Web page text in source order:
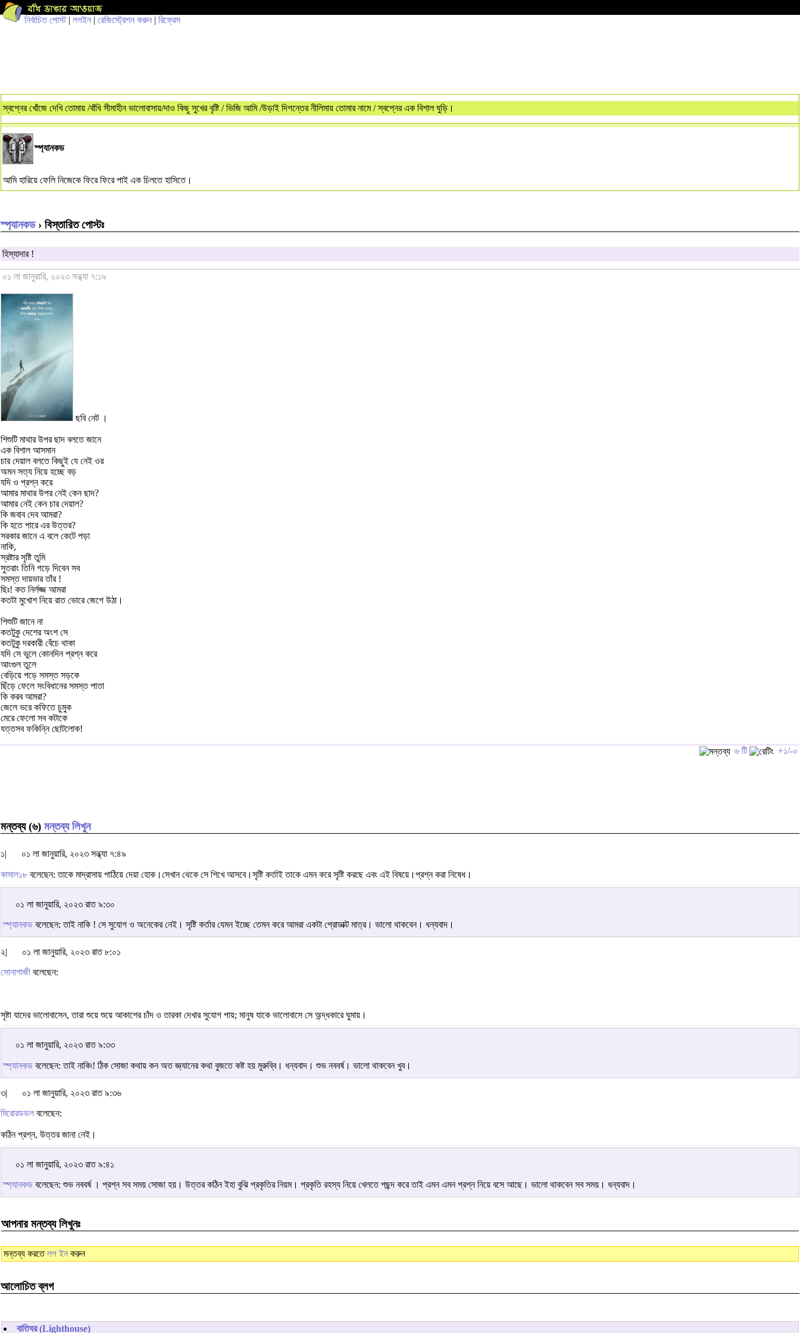
নির্বাচিত পোস্ট| লগইন | রেজিস্ট্রেশন করুন | রিফ্রেস
স্বপ্নের খোঁজে দেখি তোমায় /বাঁধি সীমাহীন ভালোবাসায়/দাও কিছু সুখের বৃষ্টি / ভিজি আমি /উড়াই দিগন্তের নীলিমায় তোমার নামে / স্বপ্নের এক বিশাল ঘুড়ি।
স্প্যানকড
আমি হারিয়ে ফেলি নিজেকে ফিরে ফিরে পাই এক চিলতে হাসিতে।
স্প্যানকড› বিস্তারিত পোস্টঃ
হিস্যাদার !
০১ লা জানুয়ারি, ২০২৩ সন্ধ্যা ৭:১৯
ছবি নেট ।
শিশুটি মাথার উপর ছাদ বলতে জানে
এক বিশাল আসমান
চার দেয়াল বলতে কিছুই যে নেই ওর
অমন সত্য নিয়ে হচ্ছে বড়
যদি ও প্রশ্ন করে
আমার মাথার উপর নেই কেন ছাদ?
আমার নেই কেন চার দেয়াল?
কি জবাব দেব আমরা?
কি হতে পারে এর উত্তর?
সরকার জানে এ বলে কেটে পড়া
নাকি,
স্রষ্টার সৃষ্টি তুমি
সুতরাং তিনি গড়ে দিবেন সব
সমস্ত দায়ভার তাঁর !
ছিঃ! কত নির্লজ্জ আমরা
কতটা মুখোশ নিয়ে রাত ভোরে জেগে উঠা।
শিশুটি জানে না
কতটুকু দেশের অংশ সে
কতটুকু দরকারী বেঁচে থাকা
যদি সে ভুলে কোনদিন প্রশ্ন করে
আংগুল তুলে
বেড়িয়ে পড়ে সমস্ত সড়কে
ছিঁড়ে ফেলে সংবিধানের সমস্ত পাতা
কি করব আমরা?
জেলে ভরে কফিতে চুমুক
মেরে ফেলো সব কটাকে
যত্তসব ফকিন্নি ছোটলোক!
৬ টি +১/-০
মন্তব্য (৬) মন্তব্য লিখুন
১| ০১ লা জানুয়ারি, ২০২৩ সন্ধ্যা ৭:৪৯
কামাল১৮বলেছেন: তাকে মাদ্রাসায় পাঠিয়ে দেয়া হোক।সেখান থেকে সে শিখে আসবে।সৃষ্টি কর্তাই তাকে এমন করে সৃষ্টি করছে এবং এই বিষয়ে।প্রশ্ন করা নিষেধ।
০১ লা জানুয়ারি, ২০২৩ রাত ৯:৩০
স্প্যানকড বলেছেন: তাই নাকি ! সে সুযোগ ও অনেকের নেই। সৃষ্টি কর্তার যেমন ইচ্ছে তেমন করে আমরা একটা প্রোডাক্ট মাত্র। ভালো থাকবেন। ধন্যবাদ।
২| ০১ লা জানুয়ারি, ২০২৩ রাত ৮:০১
সোনাগাজী বলেছেন:
সৃষ্টা যাদের ভালোবাসেন, তারা শুয়ে শুয়ে আকাশের চাঁদ ও তারকা দেখার সুযোগ পায়; মানুষ যাকে ভালোবাসে সে অন্দ্ধকারে ঘুমায়।
০১ লা জানুয়ারি, ২০২৩ রাত ৯:৩৩
স্প্যানকড বলেছেন: তাই নাকি৷! ঠিক সোজা কথায় কন অত জ্ঞ্যানের কথা বুজতে কষ্ট হয় মুরুব্বি। ধন্যবাদ। শুভ নববর্ষ। ভালো থাকবেন খুব।
৩| ০১ লা জানুয়ারি, ২০২৩ রাত ৯:৩৬
মিরোরডডল বলেছেন:
কঠিন প্রশ্ন, উত্তর জানা নেই।
০১ লা জানুয়ারি, ২০২৩ রাত ৯:৪১
স্প্যানকড বলেছেন: শুভ নববর্ষ । প্রশ্ন সব সময় সোজা হয়। উত্তর কঠিন ইহা বুঝি প্রকৃতির নিয়ম। প্রকৃতি রহস্য নিয়ে খেলতে পছন্দ করে তাই এমন এমন প্রশ্ন নিয়ে বসে আছে। ভালো থাকবেন সব সময়। ধন্যবাদ।
আপনার মন্তব্য লিখুনঃ
মন্তব্য করতেলগ ইন করুন
আলোচিত ব্লগ
বাতিঘর (Lighthouse)